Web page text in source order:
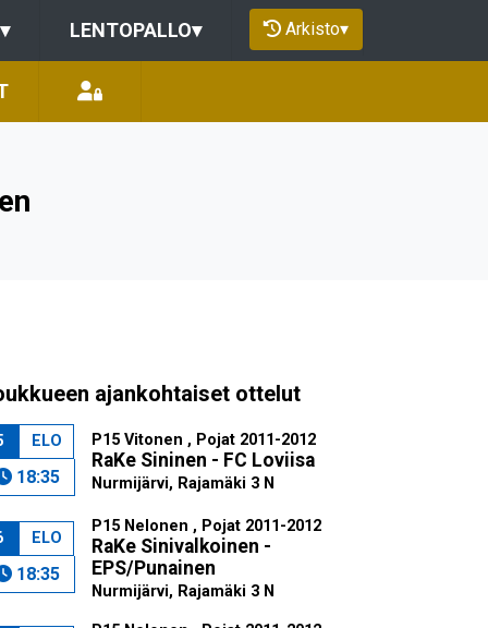
▾ LENTOPALLO▾ Arkisto▾
ajankohtaiset ottelut
ELO
18:35
P15 Vitonen , Pojat 2011-2012
RaKe Sininen - FC Loviisa
Nurmijärvi, Rajamäki 3 N
ELO
18:35
P15 Nelonen , Pojat 2011-2012
RaKe Sinivalkoinen -
EPS/Punainen
Nurmijärvi, Rajamäki 3 N